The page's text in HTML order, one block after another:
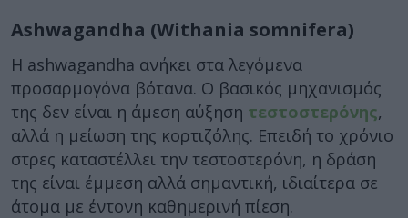
Ashwagandha (Withania somnifera)
Η ashwagandha ανήκει στα λεγόμενα
προσαρμογόνα βότανα. Ο βασικός μηχανισμός
της δεν είναι η άμεση αύξηση τεστοστερόνης,
αλλά η μείωση της κορτιζόλης. Επειδή το χρόνιο
στρες καταστέλλει την τεστοστερόνη, η δράση
της είναι έμμεση αλλά σημαντική, ιδιαίτερα σε
άτομα με έντονη καθημερινή πίεση.